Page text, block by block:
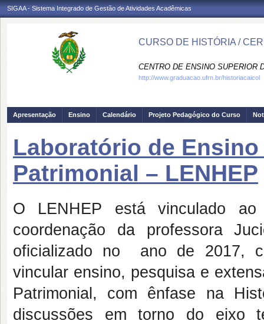
SIGAA - Sistema Integrado de Gestão de Atividades Acadêmicas
CURSO DE HISTÓRIA /
CENTRO DE ENSINO SUPERIOR
http://www.graduacao.ufrn.br/historiacaicol
Apresentação Ensino Calendário Projeto Pedagógico do Curso
Laboratório de
Patrimonial – LENHEP
O LENHEP está vinculado
coordenação da professora
oficializado no ano de 2017,
vincular ensino, pesquisa e
Patrimonial, com ênfase na
discussões em torno do eixo